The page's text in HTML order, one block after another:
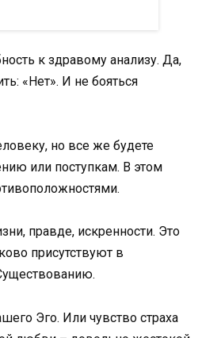
к здравому анализу. Да,
«Нет». И не бояться
но все же будете
или поступкам. В этом
правде, искренности. Это
присутствуют в
Эго. Или чувство страха